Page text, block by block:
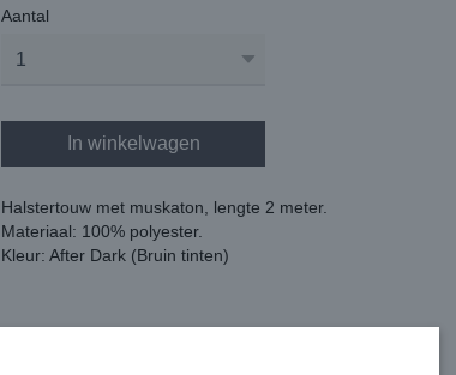
Aantal
In winkelwagen
Halstertouw met muskaton, lengte 2 meter.
Materiaal: 100% polyester.
Kleur: After Dark (Bruin tinten)